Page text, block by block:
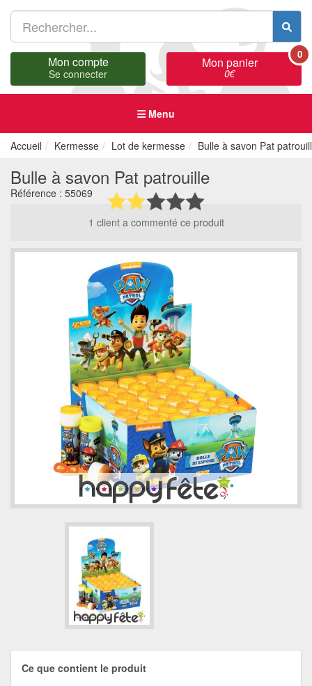
Mon compte
Se connecter
Mon panier
0€
0
Menu
Accueil Kermesse Lot de kermesse Bulle à savon Pat
Bulle à savon Pat patrouille
Référence : 55069
1 client a commenté ce produit
Ce que contient le produit